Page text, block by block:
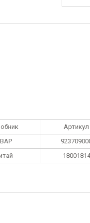
Артикул
18001814